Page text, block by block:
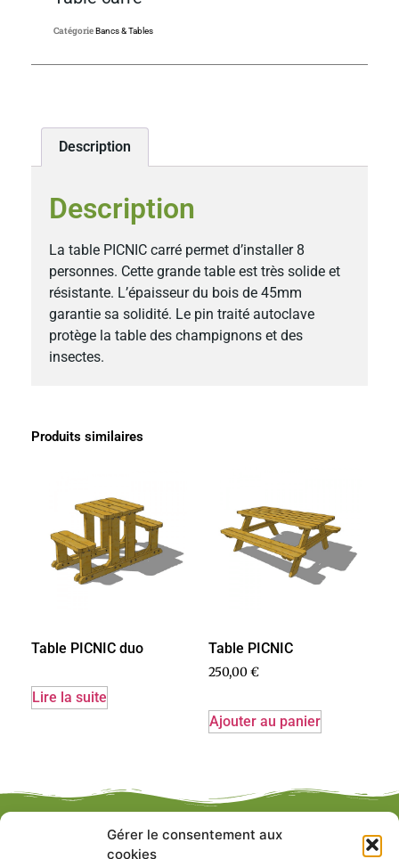
Gérer le consentement aux
cookies
Produits similaires
Table PICNIC duo
Lire la suite
Table PICNIC
250,00€
Ajouter au panier
CatégorieBancs & Tables
Description
Description
La table PICNIC carré permet d’installer 8
personnes. Cette grande table est très solide et
résistante. L’épaisseur du bois de 45mm
garantie sa solidité. Le pin traité autoclave
protège la table des champignons et des
insectes.